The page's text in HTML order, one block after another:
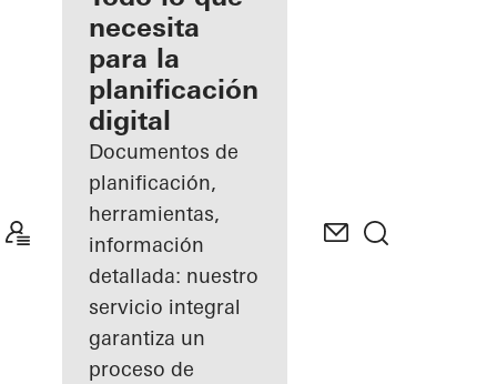
registrado
Descubre
mi área
de
trabajo
necesita
para la
planificación
digital
Documentos de
planificación,
herramientas,
información
detallada: nuestro
servicio integral
garantiza un
proceso de